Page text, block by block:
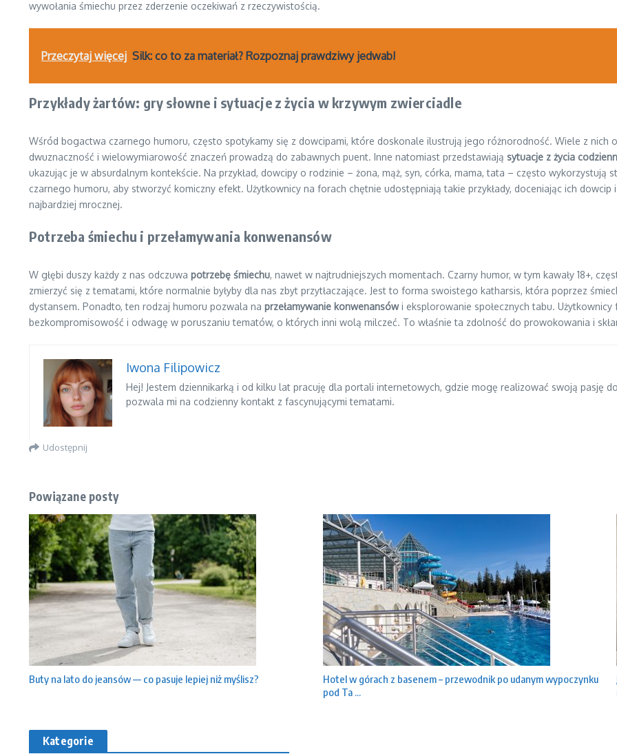
wywołania śmiechu przez zderzenie oczekiwań z rzeczywistością.
Przeczytaj więcej Silk: co to za materiał? Rozpoznaj prawdziwy jedwab!
Przykłady żartów: gry słowne i sytuacje z życia w krzywym zwierciadle
Wśród bogactwa czarnego humoru, często spotykamy się z dowcipami, które doskonale ilustrują jego różnorodność. Wiele z nich
dwuznaczność i wielowymiarowość znaczeń prowadzą do zabawnych puent. Inne natomiast przedstawiają sytuacje z życia
ukazując je w absurdalnym kontekście. Na przykład, dowcipy o rodzinie – żona, mąż, syn, córka, mama, tata – często
czarnego humoru, aby stworzyć komiczny efekt. Użytkownicy na forach chętnie udostępniają takie przykłady, doceniając ich
najbardziej mrocznej.
Potrzeba śmiechu i przełamywania konwenansów
W głębi duszy każdy z nas odczuwa potrzebę śmiechu, nawet w najtrudniejszych momentach. Czarny humor, w tym kawały 18+,
zmierzyć się z tematami, które normalnie byłyby dla nas zbyt przytłaczające. Jest to forma swoistego katharsis, która poprzez
dystansem. Ponadto, ten rodzaj humoru pozwala na przełamywanie konwenansówi eksplorowanie społecznych tabu.
bezkompromisowość i odwagę w poruszaniu tematów, o których inni wolą milczeć. To właśnie ta zdolność do prowokowania i
Iwona Filipowicz
Hej! Jestem dziennikarką i od kilku lat pracuję dla portali internetowych, gdzie mogę realizować swoją pasję
pozwala mi na codzienny kontakt z fascynującymi tematami.
Udostępnij
Powiązane posty
Buty na lato do jeansów — co pasuje lepiej niż myślisz?
Hotel w górach z basenem – przewodnik po udanym wypoczynku
pod Ta ...
Kategorie